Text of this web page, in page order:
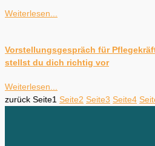
Weiterlesen...
Vorstellungsgespräch für
stellst du dich richtig vor
Weiterlesen...
zurück Seite1 Seite2 Seite3 Seite4